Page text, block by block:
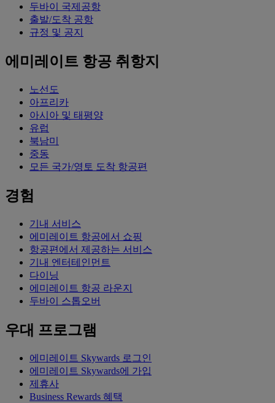
두바이 국제공항
출발/도착 공항
규정 및 공지
에미레이트 항공 취항지
노선도
아프리카
아시아 및 태평양
유럽
북남미
중동
모든 국가/영토 도착 항공편
경험
기내 서비스
에미레이트 항공에서 쇼핑
항공편에서 제공하는 서비스
기내 엔터테인먼트
다이닝
에미레이트 항공 라운지
두바이 스톱오버
우대 프로그램
에미레이트 Skywards 로그인
에미레이트 Skywards에 가입
제휴사
Business Rewards 혜택